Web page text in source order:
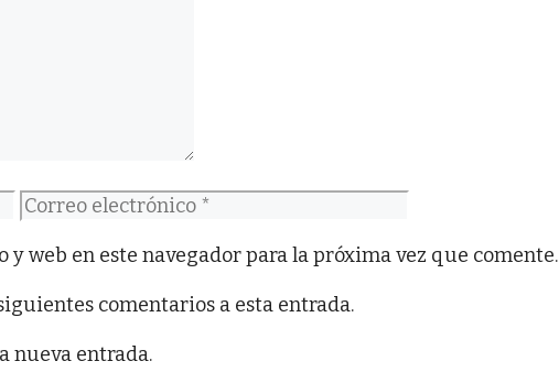
Correo
web en este navegador para la próxima vez que comente.
comentarios a esta entrada.
nueva entrada.